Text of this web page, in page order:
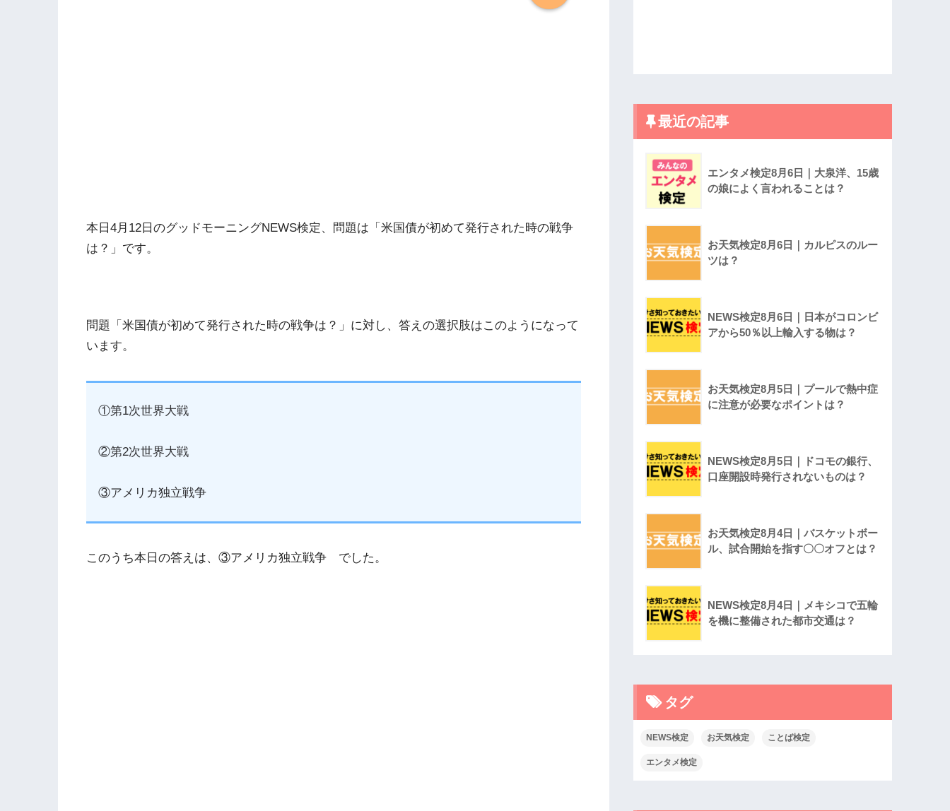
本日4月12日のグッドモーニングNEWS検定、問題は「米国債が初めて発行された時の戦争
は？」です。
問題「米国債が初めて発行された時の戦争は？」に対し、答えの選択肢はこのようになって
います。
①第1次世界大戦
②第2次世界大戦
③アメリカ独立戦争
このうち本日の答えは、③アメリカ独立戦争 でした。
最近の記事
エンタメ検定8月6日｜大泉洋、15歳
の娘によく言われることは？
お天気検定8月6日｜カルピスのルー
ツは？
NEWS検定8月6日｜日本がコロンビ
アから50％以上輸入する物は？
お天気検定8月5日｜プールで熱中症
に注意が必要なポイントは？
NEWS検定8月5日｜ドコモの銀行、
口座開設時発行されないものは？
お天気検定8月4日｜バスケットボー
ル、試合開始を指す〇〇オフとは？
NEWS検定8月4日｜メキシコで五輪
を機に整備された都市交通は？
タグ
NEWS検定 お天気検定 ことば検定
エンタメ検定